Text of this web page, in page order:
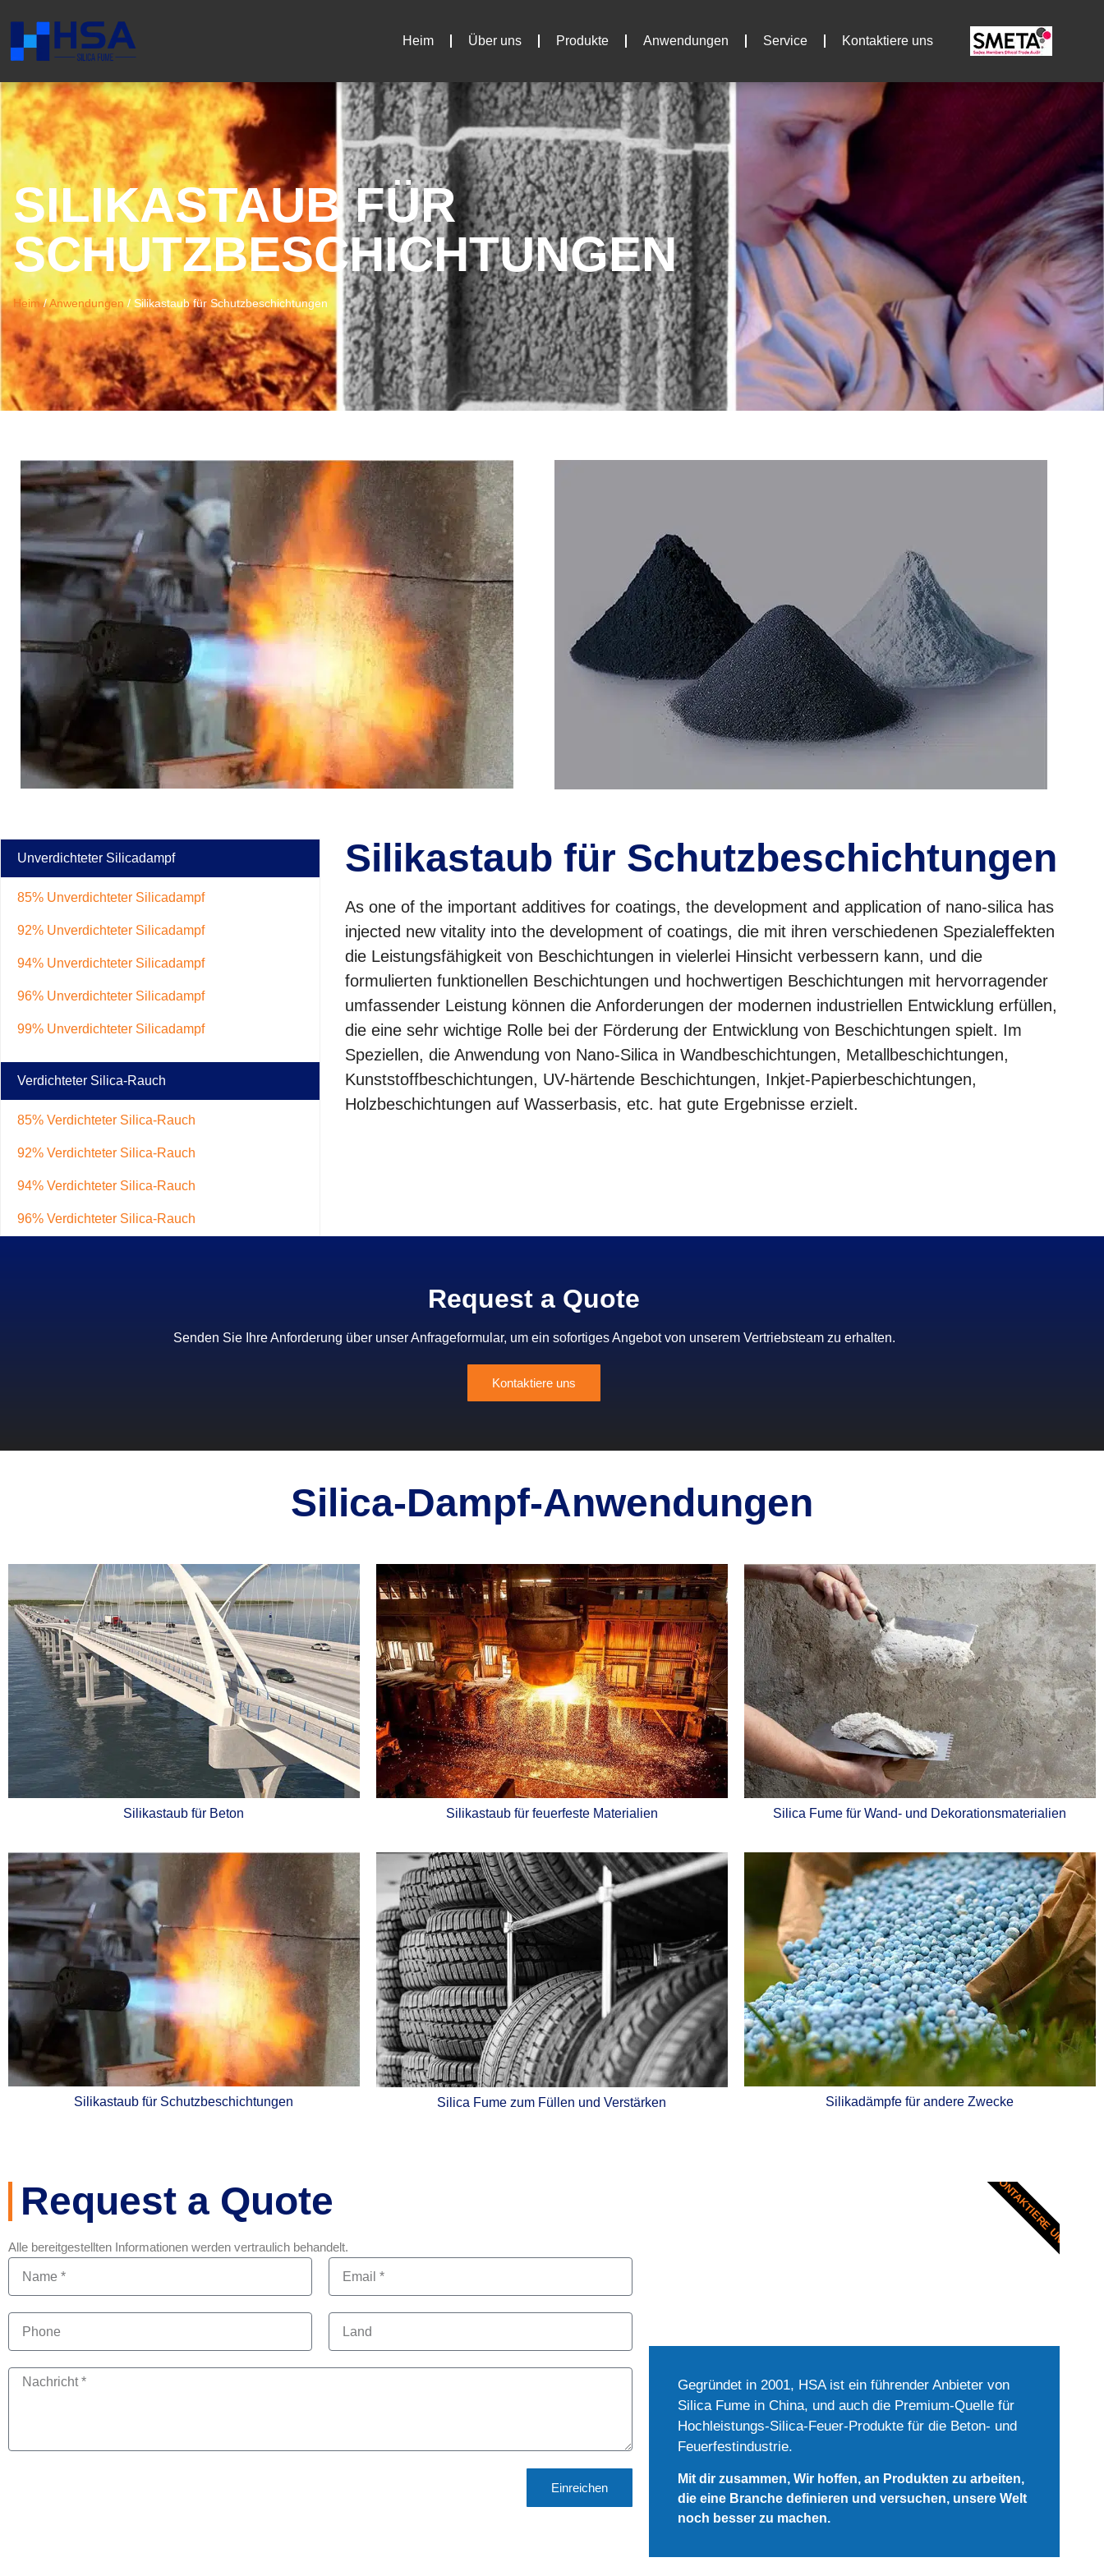
Heim Über uns Produkte Anwendungen Service Kontaktiere uns
SILIKASTAUB FÜR
SCHUTZBESCHICHTUNGEN
Heim/Anwendungen/ Silikastaub für Schutzbeschichtungen
Unverdichteter Silicadampf
85% Unverdichteter Silicadampf
92% Unverdichteter Silicadampf
94% Unverdichteter Silicadampf
96% Unverdichteter Silicadampf
99% Unverdichteter Silicadampf
Verdichteter Silica-Rauch
85% Verdichteter Silica-Rauch
92% Verdichteter Silica-Rauch
94% Verdichteter Silica-Rauch
96% Verdichteter Silica-Rauch
Silikastaub für Schutzbeschichtungen
As one of the important additives for coatings, the development and application of nano-silica has
injected new vitality into the development of coatings, die mit ihren verschiedenen Spezialeffekten
die Leistungsfähigkeit von Beschichtungen in vielerlei Hinsicht verbessern kann, und die
formulierten funktionellen Beschichtungen und hochwertigen Beschichtungen mit hervorragender
umfassender Leistung können die Anforderungen der modernen industriellen Entwicklung erfüllen,
die eine sehr wichtige Rolle bei der Förderung der Entwicklung von Beschichtungen spielt. Im
Speziellen, die Anwendung von Nano-Silica in Wandbeschichtungen, Metallbeschichtungen,
Kunststoffbeschichtungen, UV-härtende Beschichtungen, Inkjet-Papierbeschichtungen,
Holzbeschichtungen auf Wasserbasis, etc. hat gute Ergebnisse erzielt.
Request a Quote
Senden Sie Ihre Anforderung über unser Anfrageformular, um ein sofortiges Angebot von unserem Vertriebsteam zu erhalten.
Kontaktiere uns
Silica-Dampf-Anwendungen
Silikastaub für Beton Silikastaub für feuerfeste Materialien Silica Fume für Wand- und Dekorationsmaterialien
Silikastaub für Schutzbeschichtungen Silica Fume zum Füllen und Verstärken Silikadämpfe für andere Zwecke
Request a Quote
Alle bereitgestellten Informationen werden vertraulich behandelt.
Einreichen
Gegründet in 2001, HSA ist ein führender Anbieter von
Silica Fume in China, und auch die Premium-Quelle für
Hochleistungs-Silica-Feuer-Produkte für die Beton- und
Feuerfestindustrie.
Mit dir zusammen, Wir hoffen, an Produkten zu arbeiten,
die eine Branche definieren und versuchen, unsere Welt
noch besser zu machen.
KONTAKTIERE UNS